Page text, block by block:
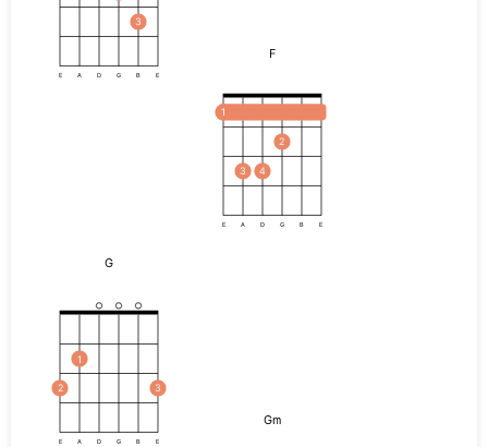
3
E A D G B E
F
1
3 4
2
E A D G B E
G
2
1
3
E A D G B E
Gm